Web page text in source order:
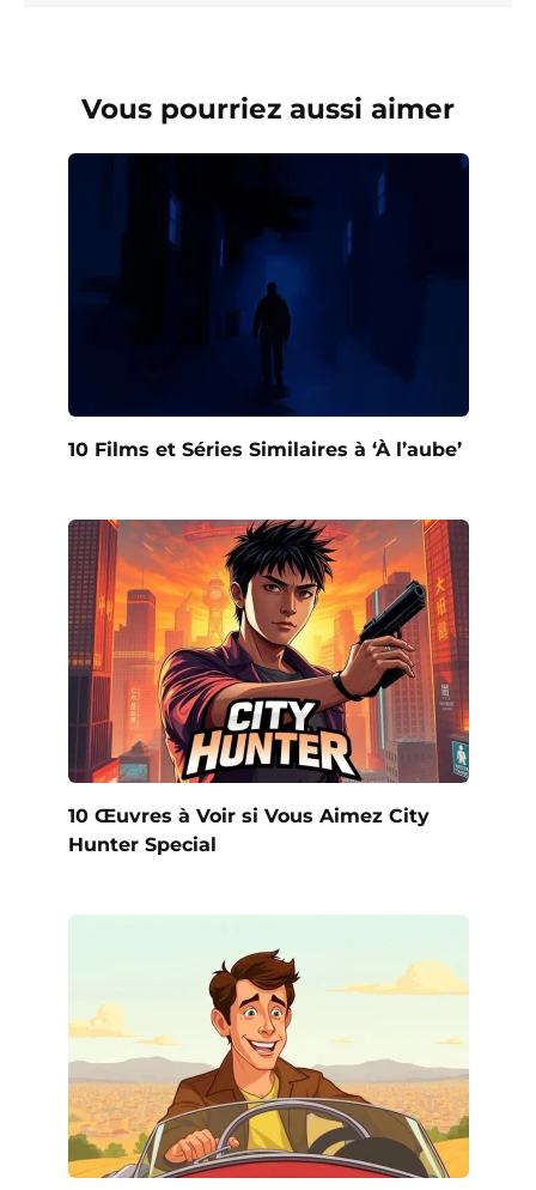
Vous pourriez aussi aimer
10 Films et Séries Similaires à ‘À l’aube’
10 Œuvres à Voir si Vous Aimez City
Hunter Special